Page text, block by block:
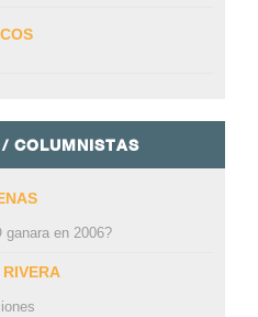
COLUMNISTAS
en 2006?